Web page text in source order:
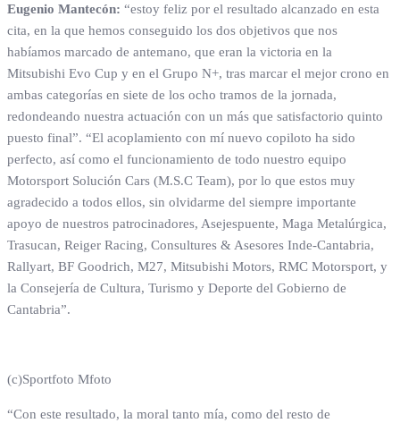
Eugenio Mantecón: “estoy feliz por el resultado alcanzado en esta
cita, en la que hemos conseguido los dos objetivos que nos
habíamos marcado de antemano, que eran la victoria en la
Mitsubishi Evo Cup y en el Grupo N+, tras marcar el mejor crono en
ambas categorías en siete de los ocho tramos de la jornada,
redondeando nuestra actuación con un más que satisfactorio quinto
puesto final”. “El acoplamiento con mí nuevo copiloto ha sido
perfecto, así como el funcionamiento de todo nuestro equipo
Motorsport Solución Cars (M.S.C Team), por lo que estos muy
agradecido a todos ellos, sin olvidarme del siempre importante
apoyo de nuestros patrocinadores, Asejespuente, Maga Metalúrgica,
Trasucan, Reiger Racing, Consultures & Asesores Inde‐Cantabria,
Rallyart, BF Goodrich, M27, Mitsubishi Motors, RMC Motorsport, y
la Consejería de Cultura, Turismo y Deporte del Gobierno de
Cantabria”.
(c)Sportfoto Mfoto
“Con este resultado, la moral tanto mía, como del resto de